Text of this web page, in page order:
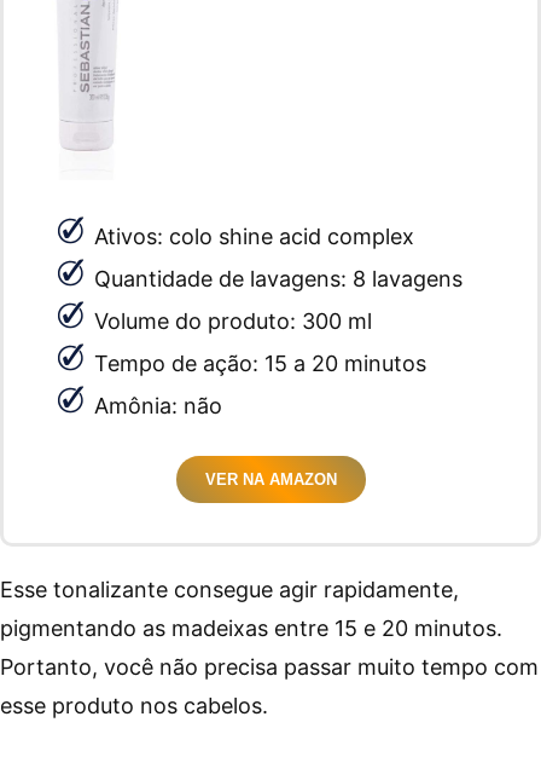
Ativos: colo shine acid complex
Quantidade de lavagens: 8 lavagens
Volume do produto: 300 ml
Tempo de ação: 15 a 20 minutos
Amônia: não
VER NA AMAZON
Esse tonalizante consegue agir rapidamente,
pigmentando as madeixas entre 15 e 20 minutos.
Portanto, você não precisa passar muito tempo com
esse produto nos cabelos.